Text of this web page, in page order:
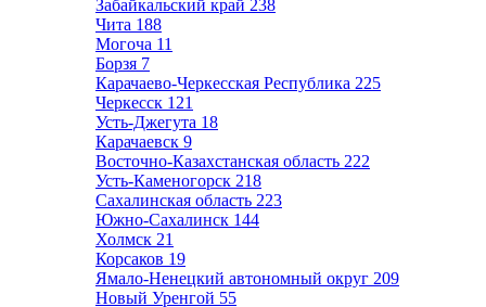
Забайкальский край 238
Чита 188
Могоча 11
Борзя 7
Карачаево-Черкесская Республика 225
Черкесск 121
Усть-Джегута 18
Карачаевск 9
Восточно-Казахстанская область 222
Усть-Каменогорск 218
Сахалинская область 223
Южно-Сахалинск 144
Холмск 21
Корсаков 19
Ямало-Ненецкий автономный округ 209
Новый Уренгой 55